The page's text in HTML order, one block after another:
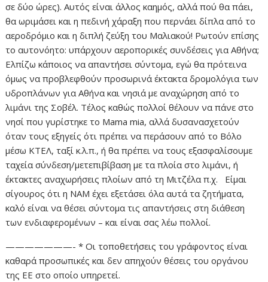
σε δύο ώρες). Αυτός είναι άλλος καημός, αλλά πού θα πάει,
θα ωριμάσει και η πεδινή χάραξη που περνάει δίπλα από το
αεροδρόμιο και η διπλή ζεύξη του Μαλιακού! Ρωτούν επίσης
το αυτονόητο: υπάρχουν αεροπορικές συνδέσεις για Αθήνα;
Ελπίζω κάποιος να απαντήσει σύντομα, εγώ θα πρότεινα
όμως να προβλεφθούν προσωρινά έκτακτα δρομολόγια των
υδροπλάνων για Αθήνα και νησιά με αναχώρηση από το
λιμάνι της Σοβέλ. Τέλος καθώς πολλοί θέλουν να πάνε στο
νησί που γυρίστηκε το Mama mia, αλλά δυσανασχετούν
όταν τους εξηγείς ότι πρέπει να περάσουν από το Βόλο
μέσω ΚΤΕΛ, ταξί κ.λ.π., ή θα πρέπει να τους εξασφαλίσουμε
ταχεία σύνδεση/μετεπιβίβαση με τα πλοία στο λιμάνι, ή
έκτακτες αναχωρήσεις πλοίων από τη Μιτζέλα π.χ. Είμαι
σίγουρος ότι η ΝΑΜ έχει εξετάσει όλα αυτά τα ζητήματα,
καλό είναι να θέσει σύντομα τις απαντήσεις στη διάθεση
των ενδιαφερομένων – και είναι σας λέω πολλοί.
———————- * Οι τοποθετήσεις του γράφοντος είναι
καθαρά προσωπικές και δεν απηχούν θέσεις του οργάνου
της ΕΕ στο οποίο υπηρετεί.